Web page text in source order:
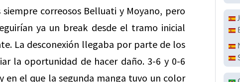
correosos Belluati y Moyano, pero
ya un break desde el tramo inicial
La desconexión llegaba por parte de los
la oportunidad de hacer daño. 3-6 y 0-6
en el que la segunda manga tuvo un color